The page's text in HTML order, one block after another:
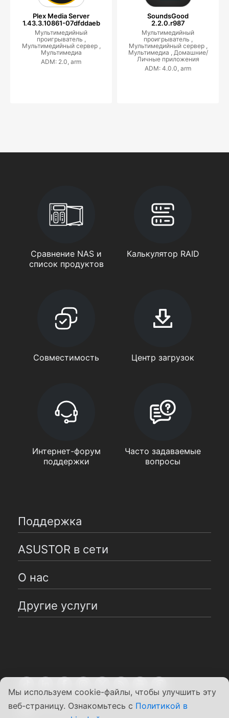
Мы используем cookie-файлы, чтобы улучшить эту
веб-страницу. Ознакомьтесь с Политикой в
Plex Media Server
1.43.3.10861-07dfddaeb
Мультимедийный
проигрыватель ,
Мультимедийный сервер ,
Мультимедиа
ADM: 2.0, arm
SoundsGood
2.2.0.r987
Мультимедийный
проигрыватель ,
Мультимедийный сервер ,
Мультимедиа , Домашние/
Личные приложения
ADM: 4.0.0, arm
Сравнение NAS и
список продуктов
Калькулятор RAID
Совместимость Центр загрузок
Интернет-форум
поддержки
Часто задаваемые
вопросы
Поддержка
ASUSTOR в сети
О нас
Другие услуги
Pусский